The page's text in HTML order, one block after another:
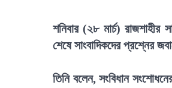
শনিবার (২৮ মার্চ) রাজশাহীর
শেষে সাংবাদিকদের প্রশ্নের
তিনি বলেন, সংবিধান